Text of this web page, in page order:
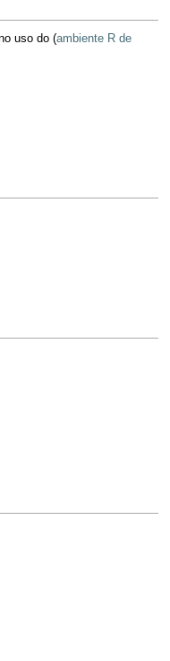
uso do (ambiente R de